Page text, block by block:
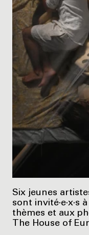
Six jeunes
sont
thèmes et aux
The House of